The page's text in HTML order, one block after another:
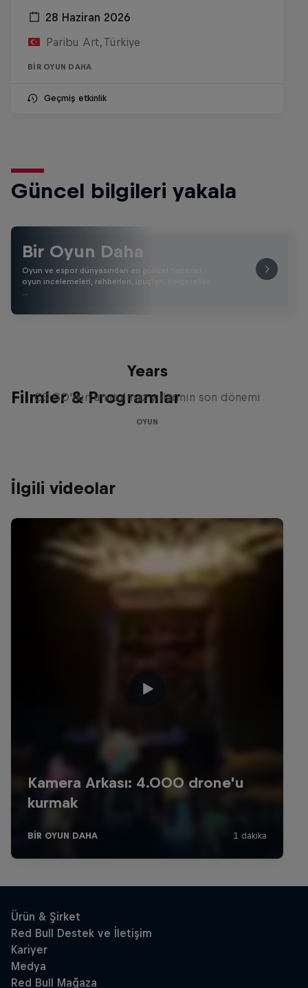
28 Haziran 2026
Paribu Art, Türkiye
BIR OYUN DAHA
Geçmiş etkinlik
Güncel bilgileri yakala
Bir Oyun Daha
Oyun ve espor dünyasından en güncel haberler,
oyun incelemeleri, rehberleri, ipuçları, belgeseller,
Filmler & Programlar
Years
CS:GO'nun unutulmaz yıllarının son dönemi
OYUN
İlgili videolar